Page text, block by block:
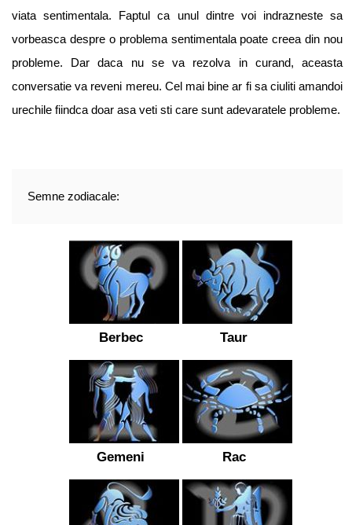
viata sentimentala. Faptul ca unul dintre voi indrazneste sa
vorbeasca despre o problema sentimentala poate creea din nou
probleme. Dar daca nu se va rezolva in curand, aceasta
conversatie va reveni mereu. Cel mai bine ar fi sa ciuliti amandoi
urechile fiindca doar asa veti sti care sunt adevaratele probleme.
Semne zodiacale:
Berbec Taur
Gemeni Rac